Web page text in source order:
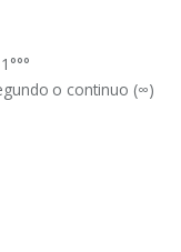
o continuo (∞)